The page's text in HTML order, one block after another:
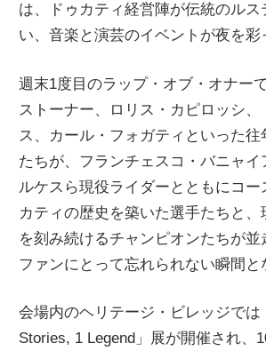
は、ドゥカティ経営陣が伝統のル
い、音楽と演芸のイベントが夜を彩
週末1度目のラップ・オブ・オナー
ストーナー、ロリス・カピロッシ、
ス、カール・フォガティといった往
たちが、フランチェスコ・バニャイ
ルケスら現役ライダーとともにコー
カティの歴史を築いた選手たちと、
を刻み続けるチャンピオンたちが並
ファンにとって忘れられない瞬間と
会場内のヘリテージ・ビレッジでは
Stories, 1 Legend」展が開催され、